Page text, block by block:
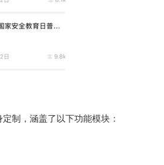
制，涵盖了以下功能模块：